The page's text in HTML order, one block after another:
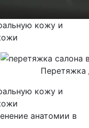
Перетяжка